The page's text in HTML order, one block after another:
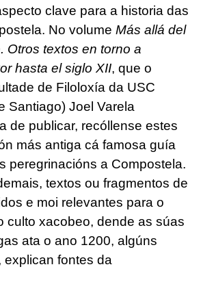
clave para a historia das
No volume Más allá del
Otros textos en torno a
hasta el siglo XII, que o
de Filoloxía da USC
Santiago) Joel Varela
de publicar, recóllense estes
más antiga cá famosa guía
peregrinacións a Compostela.
textos ou fragmentos de
e moi relevantes para o
culto xacobeo, dende as súas
ata o ano 1200, algúns
explican fontes da